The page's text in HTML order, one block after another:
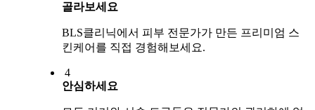
골라보세요
BLS클리닉에서 피부 전문가가 만든 프리미엄 스
킨케어를 직접 경험해보세요.
4
안심하세요